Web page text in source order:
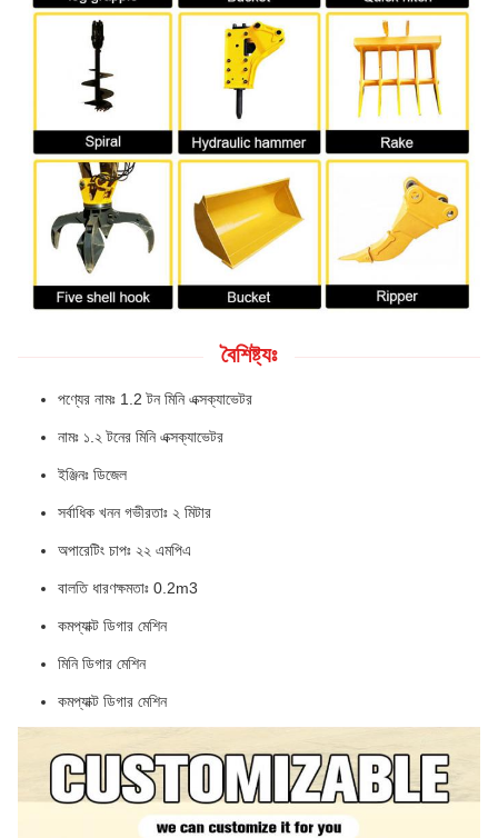
বৈশিষ্ট্যঃ
পণ্যের নামঃ 1.2 টন মিনি এক্সক্যাভেটর
নামঃ ১.২ টনের মিনি এক্সক্যাভেটর
ইঞ্জিনঃ ডিজেল
সর্বাধিক খনন গভীরতাঃ ২ মিটার
অপারেটিং চাপঃ ২২ এমপিএ
বালতি ধারণক্ষমতাঃ 0.2m3
কমপ্যাক্ট ডিগার মেশিন
মিনি ডিগার মেশিন
কমপ্যাক্ট ডিগার মেশিন